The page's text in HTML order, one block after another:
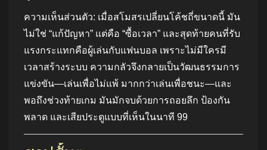
ความเห็นส่วนตัว: เมื่อสโมสรเปลี่ยนโค้ชถี่ขนาดนี้ มัน
ไม่ใช่ “แก้ปัญหา” แต่คือ “ซื้อเวลา” และสุดท้ายคนที่รับ
แรงกระแทกคือผู้เล่นกับแฟนบอล เพราะไม่มีใครมี
เวลาสร้างระบบ ความกลัวจึงกลายเป็นวัฒนธรรมการ
แข่งขัน—เล่นเพื่อไม่แพ้ มากกว่าเล่นเพื่อชนะ—และ
พอถึงช่วงท้ายเกม มันมักจบด้วยการถอยลึก ป้องกัน
พลาด และเสียประตูแบบที่เห็นในนาที 99